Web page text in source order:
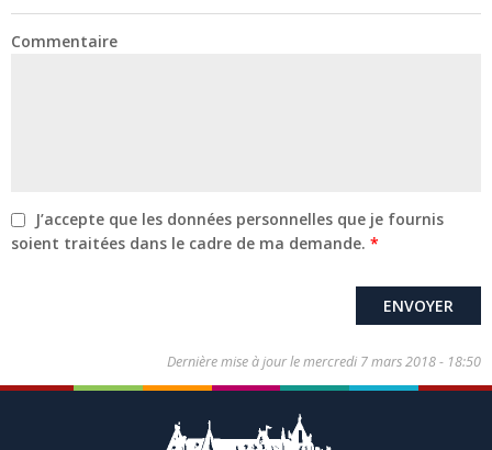
Commentaire
J’accepte que les données personnelles que je fournis
soient traitées dans le cadre de ma demande.
Dernière mise à jour lemercredi 7 mars 2018 - 18:50